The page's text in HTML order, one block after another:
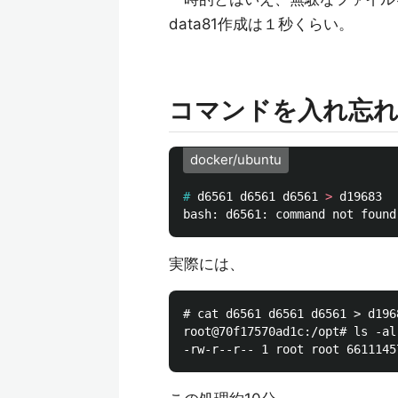
data81作成は１秒くらい。
コマンドを入れ忘れ
docker/ubuntu
# d6561 d6561 d6561 >
実際には、
# cat d6561 d6561 d6561 >
root@70f17570ad1c:/opt# ls -al